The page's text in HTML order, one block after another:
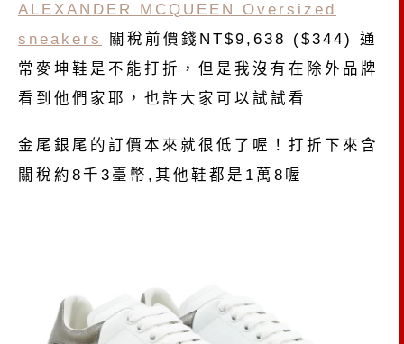
ALEXANDER MCQUEEN Oversized
sneakers
關稅前價錢NT$9,638 ($344) 通
常麥坤鞋是不能打折，但是我沒有在除外品牌
看到他們家耶，也許大家可以試試看
金尾銀尾的訂價本來就很低了喔！打折下來含
關稅約8千3臺幣,其他鞋都是1萬8喔